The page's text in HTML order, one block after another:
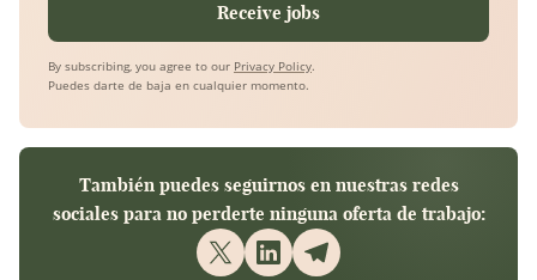
Receive jobs
By subscribing, you agree to our Privacy Policy.
Puedes darte de baja en cualquier momento.
También puedes seguirnos en nuestras redes
sociales para no perderte ninguna oferta de trabajo: